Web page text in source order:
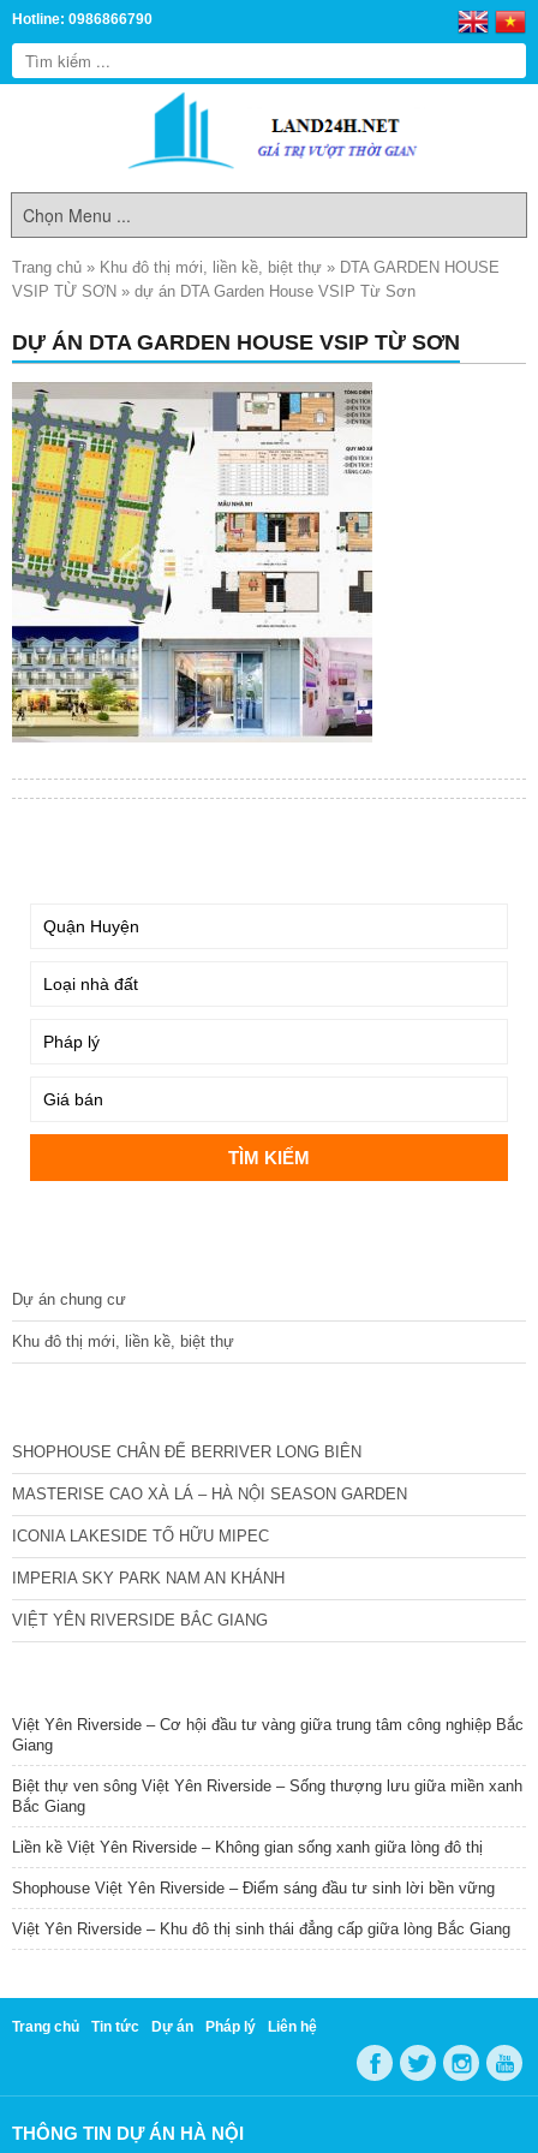
Hotline: 0986866790
Trang chủ » Khu đô thị mới, liền kề, biệt thự » DTA GARDEN HOUSE
VSIP TỪ SƠN » dự án DTA Garden House VSIP Từ Sơn
DỰ ÁN DTA GARDEN HOUSE VSIP TỪ SƠN
Dự án chung cư
Khu đô thị mới, liền kề, biệt thự
SHOPHOUSE CHÂN ĐẾ BERRIVER LONG BIÊN
MASTERISE CAO XÀ LÁ – HÀ NỘI SEASON GARDEN
ICONIA LAKESIDE TỐ HỮU MIPEC
IMPERIA SKY PARK NAM AN KHÁNH
VIỆT YÊN RIVERSIDE BẮC GIANG
Việt Yên Riverside – Cơ hội đầu tư vàng giữa trung tâm công nghiệp Bắc
Giang
Biệt thự ven sông Việt Yên Riverside – Sống thượng lưu giữa miền xanh
Bắc Giang
Liền kề Việt Yên Riverside – Không gian sống xanh giữa lòng đô thị
Shophouse Việt Yên Riverside – Điểm sáng đầu tư sinh lời bền vững
Việt Yên Riverside – Khu đô thị sinh thái đẳng cấp giữa lòng Bắc Giang
Trang chủ Tin tức Dự án Pháp lý Liên hệ
THÔNG TIN DỰ ÁN HÀ NỘI